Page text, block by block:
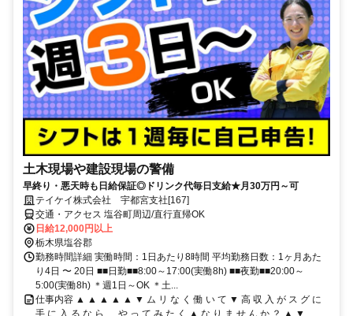
土木現場や建設現場の警備
早終り・悪天時も日給保証◎ドリンク代毎日支給★月30万円～可
テイケイ株式会社 宇都宮支社[167]
交通・アクセス 塩谷町周辺/直行直帰OK
日給12,000円以上
栃木県塩谷郡
勤務時間詳細 実働時間：1日あたり8時間 平均勤務日数：1ヶ月あた
り4日 〜 20日 ■■日勤■■8:00～17:00(実働8h) ■■夜勤■■20:00～
5:00(実働8h) ＊週1日～OK ＊土...
仕事内容 ▲ ▲ ▲ ▲ ▲ ▼ ム リ な く 働 い て ▼ 高 収 入 が ス グ に